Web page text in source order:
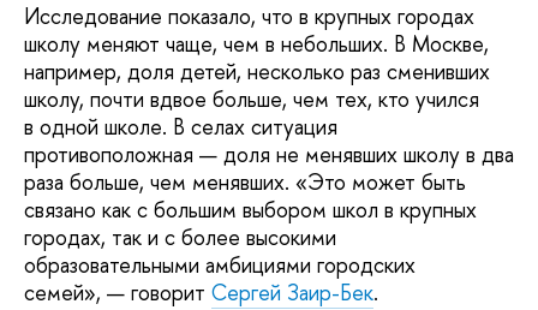
Исследование показало, что в крупных городах
школу меняют чаще, чем в небольших. В Москве,
например, доля детей, несколько раз сменивших
школу, почти вдвое больше, чем тех, кто учился
в одной школе. В селах ситуация
противоположная — доля не менявших школу в два
раза больше, чем менявших. «Это может быть
связано как с большим выбором школ в крупных
городах, так и с более высокими
образовательными амбициями городских
семей», — говорит Сергей Заир-Бек.